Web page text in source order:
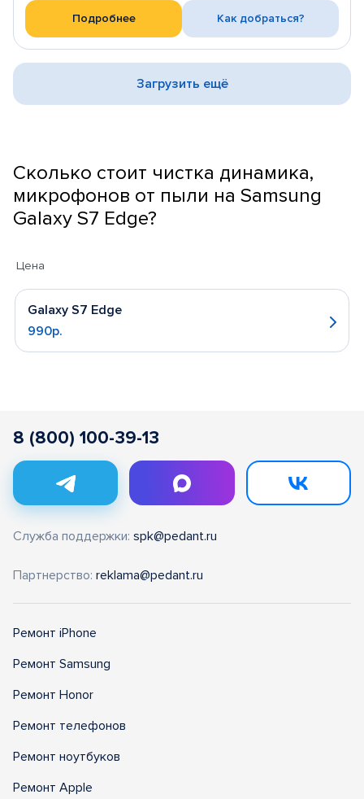
Подробнее Как добраться?
Загрузить ещё
Сколько стоит чистка динамика,
микрофонов от пыли на Samsung
Galaxy S7 Edge?
Цена
Galaxy S7 Edge
990р.
8 (800) 100-39-13
Служба поддержки: spk@pedant.ru
Партнерство: reklama@pedant.ru
Ремонт iPhone
Ремонт Samsung
Ремонт Honor
Ремонт телефонов
Ремонт ноутбуков
Ремонт Apple